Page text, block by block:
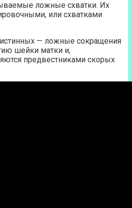
ложные схватки. Их
или схватками
истинных — ложные сокращения
шейки матки и,
предвестниками скорых